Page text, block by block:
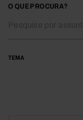
O QUE PROCURA?
TEMA